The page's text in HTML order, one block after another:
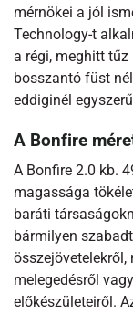
mérnökei a jól
Technology-t
a régi, meghitt
bosszantó füst
eddiginél
A Bonfire
A Bonfire 2.0 kb.
magassága
baráti
bármilyen
összejövetelekről,
melegedésről
előkészületeiről.